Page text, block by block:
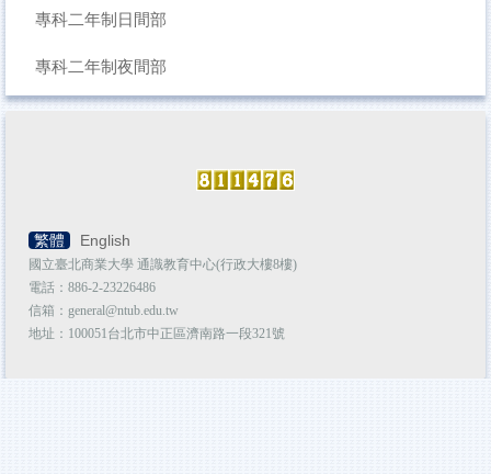
專科二年制日間部
專科二年制夜間部
繁體 English
國立臺北商業大學 通識教育中心(行政大樓8樓)
電話：886-2-23226486
信箱：general@ntub.edu.tw
地址：100051台北市中正區濟南路一段321號